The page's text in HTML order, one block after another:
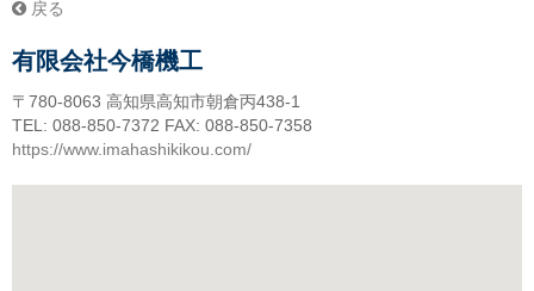
戻る
有限会社今橋機工
〒780-8063 高知県高知市朝倉丙438-1
TEL: 088-850-7372 FAX: 088-850-7358
https://www.imahashikikou.com/